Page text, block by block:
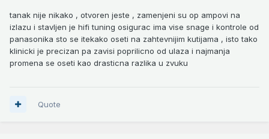
tanak nije nikako , otvoren jeste , zamenjeni su op ampovi na
izlazu i stavljen je hifi tuning osigurac ima vise snage i kontrole od
panasonika sto se itekako oseti na zahtevnijim kutijama , isto tako
klinicki je precizan pa zavisi poprilicno od ulaza i najmanja
promena se oseti kao drasticna razlika u zvuku
Quote